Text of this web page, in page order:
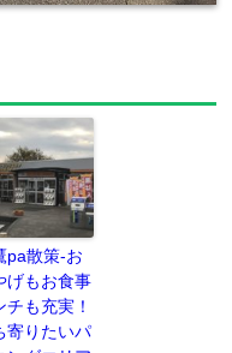
pa散策-お
げもお食事
チも充実！
寄りたいパ